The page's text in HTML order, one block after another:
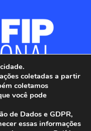
coletadas a partir
coletamos
você pode
de Dados e GDPR,
essas informações